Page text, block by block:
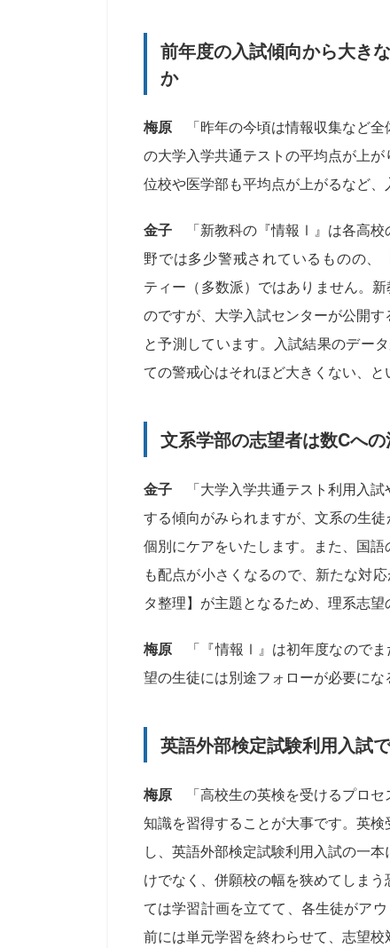
前年度の入試傾向から大き
か
梅原 「昨年の今頃は情報収集など全
の大学入学共通テストの平均点が上
位校や医学部も平均点が上がるなど
金子 「新教科の『情報Ⅰ』は各高校
野では多少警戒されているものの、
ティー（多数派）ではありません。
のですが、大学入試センターが公開
と予測しています。入試結果のデー
ての警戒心はそれほど大きくない、と
文系学部の志望者は数Cへ
金子 「大学入学共通テスト利用入試
する傾向がみられますが、文系の生
個別にケアをいたします。また、国
も配点が小さくなるので、新たな対
タ整理】が主題となるため、理系志
梅原 「『情報Ⅰ』は初年度なのでま
望の生徒には別途フォローが必要にな
英語外部検定試験利用入試
梅原 「高校生の英検を受けるプロ
知識を習得することが大事です。英
し、英語外部検定試験利用入試の一
けでなく、併願校の幅を狭めてしま
ては学習計画を立てて、各生徒がア
前には単元学習を終わらせて、志望